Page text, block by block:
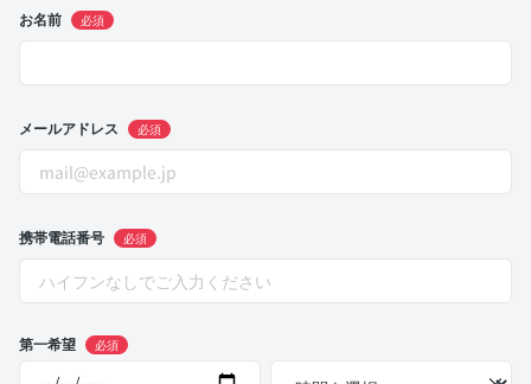
お名前 必須
メールアドレス 必須
携帯電話番号 必須
第一希望 必須